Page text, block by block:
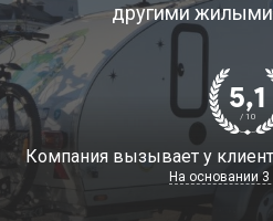
другими
5,1
/ 10
Компания вызывает у
На основании 3